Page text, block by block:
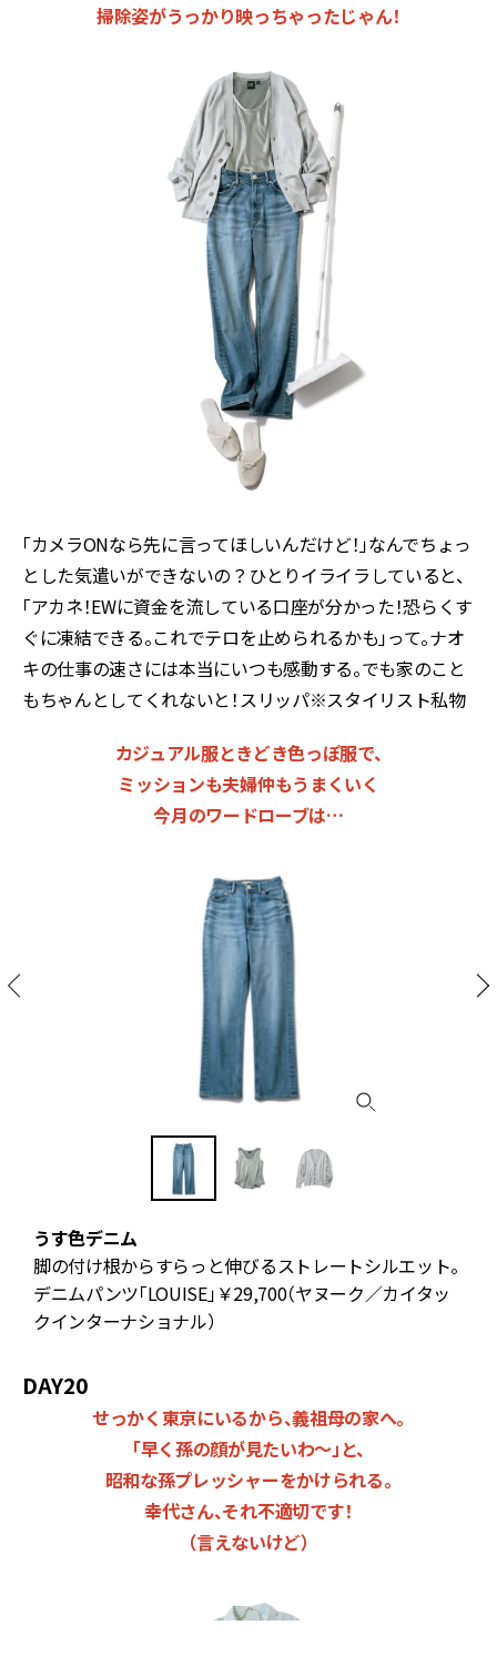
掃除姿がうっかり映っちゃったじゃん！
「カメラONなら先に言ってほしいんだけど！」なんでちょっ
とした気遣いができないの？ひとりイライラしていると、
「アカネ！EWに資金を流している口座が分かった！恐らくす
ぐに凍結できる。これでテロを止められるかも」って。ナオ
キの仕事の速さには本当にいつも感動する。でも家のこと
もちゃんとしてくれないと！スリッパ※スタイリスト私物
カジュアル服ときどき色っぽ服で、
ミッションも夫婦仲もうまくいく
今月のワードローブは…
うす色デニム
脚の付け根からすらっと伸びるストレートシルエット。
デニムパンツ「LOUISE」￥29,700（ヤヌーク／カイタッ
クインターナショナル）
DAY20
せっかく東京にいるから、義祖母の家へ。
「早く孫の顔が見たいわ～」と、
昭和な孫プレッシャーをかけられる。
幸代さん、それ不適切です！
（言えないけど）